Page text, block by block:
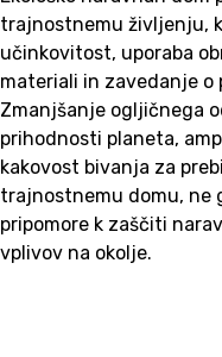
trajnostnemu življenju,
učinkovitost, uporaba
materiali in zavedanje o
Zmanjšanje ogljičnega
prihodnosti planeta,
kakovost bivanja za
trajnostnemu domu, ne
pripomore k zaščiti
vplivov na okolje.